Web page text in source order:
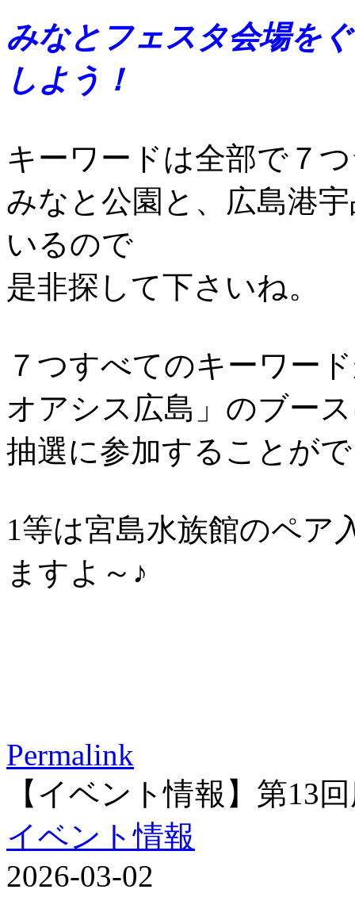
みなとフェスタ会場を
しよう！
キーワードは全部
みなと公園と、広島港
いるので
是非探して下さいね。
７つすべてのキーワー
オアシス広島」のブー
抽選に参加することが
1等は宮島水族館のペア
ますよ～♪
Permalink
【イベント情報】第13
イベント情報
2026-03-02